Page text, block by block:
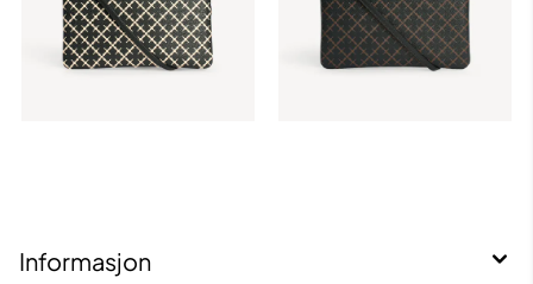
Informasjon